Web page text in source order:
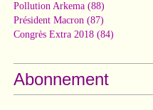
Pollution Arkema (88)
Président Macron (87)
Congrès Extra 2018 (84)
Abonnement